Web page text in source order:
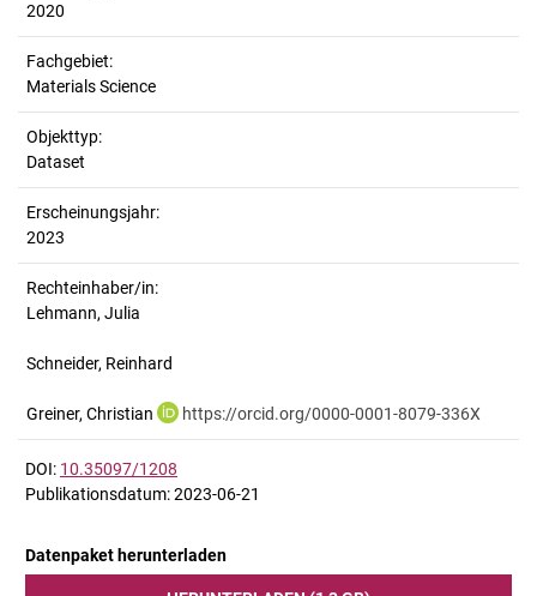
2020
Fachgebiet:
Materials Science
Objekttyp:
Dataset
Erscheinungsjahr:
2023
Rechteinhaber/in:
Lehmann, Julia
Schneider, Reinhard
Greiner, Christian https://orcid.org/0000-0001-8079-336X
DOI: 10.35097/1208
Publikationsdatum: 2023-06-21
Datenpaket herunterladen